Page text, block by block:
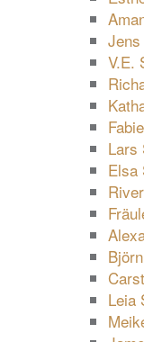
V.E.
Lars
Elsa
Leia